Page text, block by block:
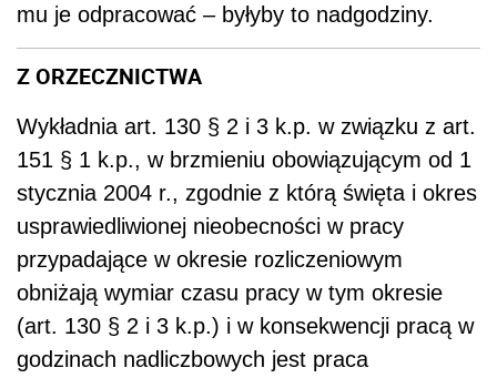
mu je odpracować – byłyby to nadgodziny.
Z ORZECZNICTWA
Wykładnia art. 130 § 2 i 3 k.p. w związku z art.
151 § 1 k.p., w brzmieniu obowiązującym od 1
stycznia 2004 r., zgodnie z którą święta i okres
usprawiedliwionej nieobecności w pracy
przypadające w okresie rozliczeniowym
obniżają wymiar czasu pracy w tym okresie
(art. 130 § 2 i 3 k.p.) i w konsekwencji pracą w
godzinach nadliczbowych jest praca